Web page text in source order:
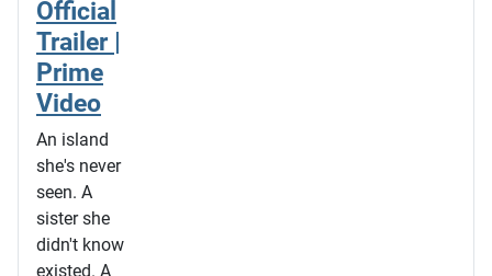
Official
Trailer |
Prime
Video
An island
she's never
seen. A
sister she
didn't know
existed. A